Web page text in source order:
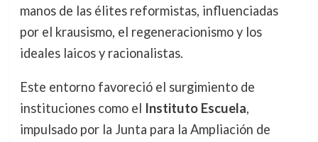
manos de las élites reformistas, influenciadas
por el krausismo, el regeneracionismo y los
ideales laicos y racionalistas.
Este entorno favoreció el surgimiento de
instituciones como el Instituto Escuela,
impulsado por la Junta para la Ampliación de